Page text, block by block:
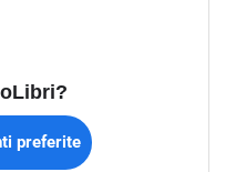
preferite